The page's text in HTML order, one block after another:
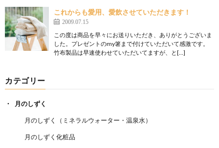
これからも愛用、愛飲させていただきます！
2009.07.15
この度は商品を早々にお送りいただき、ありがとうございま
した。プレゼントのmy箸まで付けていただいて感激です。
竹布製品は早速使わせていただいてますが、と[…]
カテゴリー
月のしずく
月のしずく（ミネラルウォーター・温泉水）
月のしずく化粧品